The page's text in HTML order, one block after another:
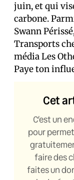
juin, et qui
carbone.
Swann
Transports
média Les
Paye ton
Cet
C’est un
pour
faire des
faites un